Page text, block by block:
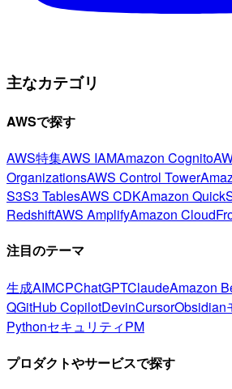
主なカテゴリ
AWSで探す
AWS特集AWS IAMAmazon Cognito
OrganizationsAWS Control Tower
S3S3 TablesAWS CDKAmazon
RedshiftAWS AmplifyAmazon
注目のテーマ
生成AIMCPChatGPTClaudeAmazon
QGitHub CopilotDevinCursorObsidian
PythonセキュリティPM
プロダクトやサービスで探す